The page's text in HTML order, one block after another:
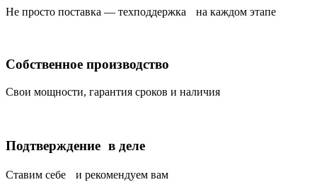
Не просто поставка — техподдержка на каждом этапе
Собственное производство
Свои мощности, гарантия сроков и наличия
Подтверждение в деле
Ставим себе и рекомендуем вам